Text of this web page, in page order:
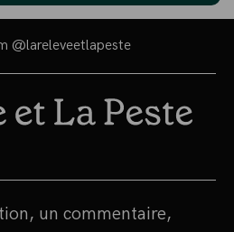
@lareleveetlapeste
un commentaire,